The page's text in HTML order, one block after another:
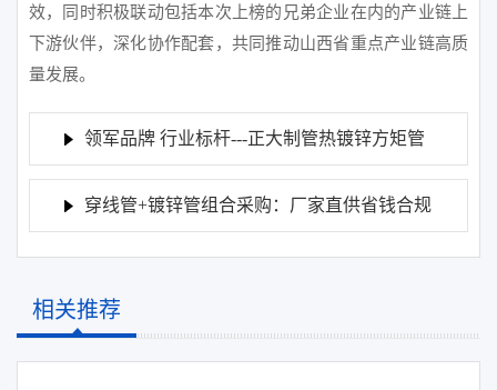
效，同时积极联动包括本次上榜的兄弟企业在内的产业链上
下游伙伴，深化协作配套，共同推动山西省重点产业链高质
量发展。
领军品牌 行业标杆---正大制管热镀锌方矩管
穿线管+镀锌管组合采购：厂家直供省钱合规
全攻略
相关推荐